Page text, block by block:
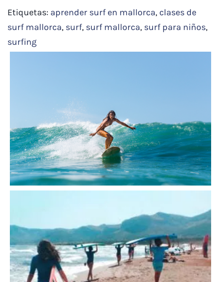
Etiquetas: aprender surf en mallorca, clases de
surf mallorca, surf, surf mallorca, surf para niños,
surfing